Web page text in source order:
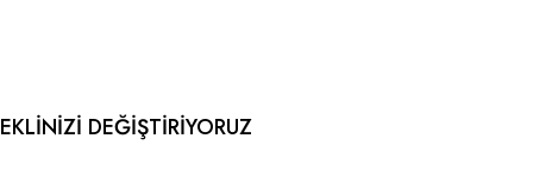
DEĞIŞTIRIYORUZ